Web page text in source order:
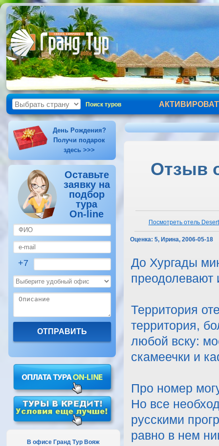
Поиск туров
День Рождения?
Получи подарок
здесь >>>
Оставьте
заявку на
подбор
тура
On-line
+7
В офисе Гранд Тур Вояж
Отзыв
Посмотреть отель
Оценка: 5, Ирина, 2006-05-18
До Хургады
преодолевают
Территория
территория,
любой вску:
скамеечки и
Про номер
Но все
русскими
равно в нем